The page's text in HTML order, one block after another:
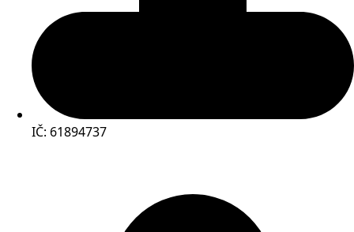
IČ: 61894737